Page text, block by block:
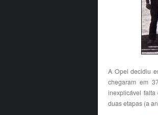
A Opel decidiu
chegaram em
inexplicável falta
duas etapas (a